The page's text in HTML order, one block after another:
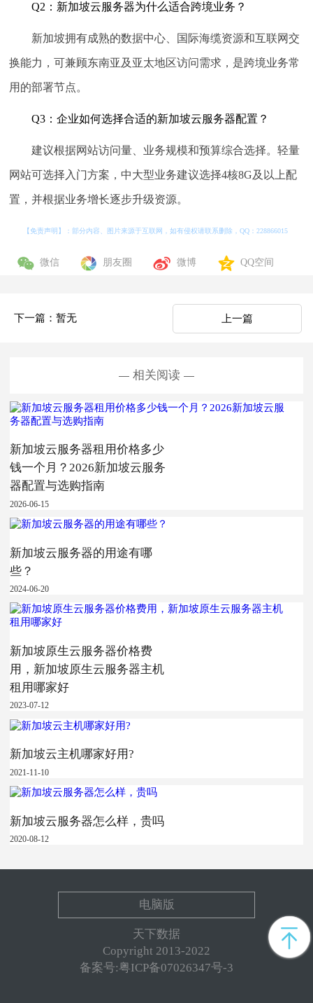
Q2：新加坡云服务器为什么适合跨境业务？
新加坡拥有成熟的数据中心、国际海缆资源和互联网交
换能力，可兼顾东南亚及亚太地区访问需求，是跨境业务常
用的部署节点。
Q3：企业如何选择合适的新加坡云服务器配置？
建议根据网站访问量、业务规模和预算综合选择。轻量
网站可选择入门方案，中大型业务建议选择4核8G及以上配
置，并根据业务增长逐步升级资源。
【免责声明】：部分内容、图片来源于互联网，如有侵权请联系删除，QQ：228866015
微信 朋友圈 微博 QQ空间
下一篇：暂无 上一篇
相关阅读
新加坡云服务器租用价格多少
钱一个月？2026新加坡云服务
器配置与选购指南
2026-06-15
新加坡云服务器的用途有哪
些？
2024-06-20
新加坡原生云服务器价格费
用，新加坡原生云服务器主机
租用哪家好
2023-07-12
新加坡云主机哪家好用?
2021-11-10
新加坡云服务器怎么样，贵吗
2020-08-12
电脑版
天下数据
Copyright 2013-2022
备案号:粤ICP备07026347号-3